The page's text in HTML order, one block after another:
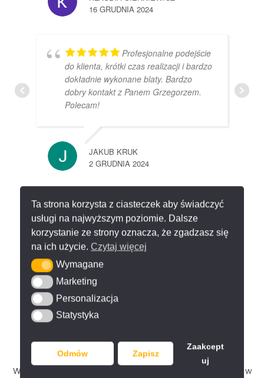
Ta strona korzysta z ciasteczek aby świadczyć
usługi na najwyższym poziomie. Dalsze
korzystanie ze strony oznacza, że zgadzasz się
na ich użycie. Czytaj więcej
WymaganeWymagane
MarketingMarketing
Personalizacja
Personalizacja
StatystykaStatystyka
Odmów Zapisz
Zaakcept
uj
16 GRUDNIA 2024
Profesjonalne podejście
do klienta, krótki czas realizacji i bardzo
dokładnie wykonane blaty. Bardzo
dobry kontakt z Panem Grzegorzem.
Polecam!
JAKUB KRUK
2 GRUDNIA 2024
Z czystym sumieniem
mogę polecić współpracę z firmą.
Dobry kontakt, pomiar oraz montaż
przebiegły dość sprawnie. Polecam.
ZUZ ANNA
23 LISTOPADA 2024
Wszystkie opinie pochodzą z naszego profilu firmowego w